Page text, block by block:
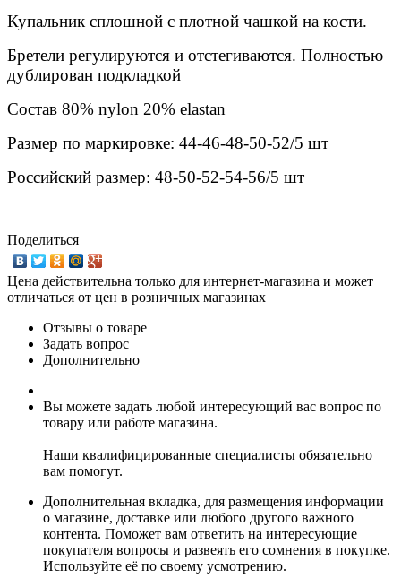
Купальник сплошной с плотной чашкой на кости.
Бретели регулируются и отстегиваются. Полностью
дублирован подкладкой
Состав 80% nylon 20% elastan
Размер по маркировке: 44-46-48-50-52/5 шт
Российский размер: 48-50-52-54-56/5 шт
Поделиться
Цена действительна только для интернет-магазина и может
отличаться от цен в розничных магазинах
Отзывы о товаре
Задать вопрос
Дополнительно
Вы можете задать любой интересующий вас вопрос по
товару или работе магазина.
Наши квалифицированные специалисты обязательно
вам помогут.
Дополнительная вкладка, для размещения информации
о магазине, доставке или любого другого важного
контента. Поможет вам ответить на интересующие
покупателя вопросы и развеять его сомнения в покупке.
Используйте её по своему усмотрению.